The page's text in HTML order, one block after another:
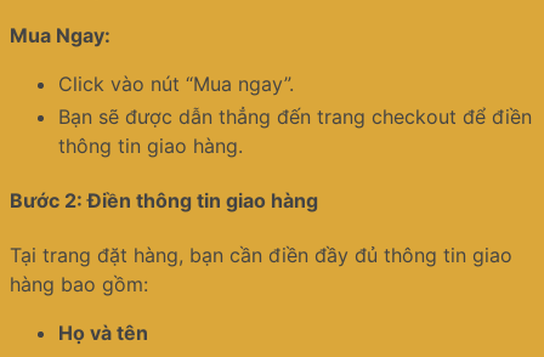
Mua Ngay:
Click vào nút “Mua ngay”.
Bạn sẽ được dẫn thẳng đến trang checkout để điền
thông tin giao hàng.
Bước 2: Điền thông tin giao hàng
Tại trang đặt hàng, bạn cần điền đầy đủ thông tin giao
hàng bao gồm:
Họ và tên